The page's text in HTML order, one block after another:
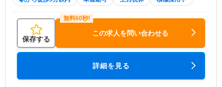
保存する
この求人を問い合わせる
詳細を見る